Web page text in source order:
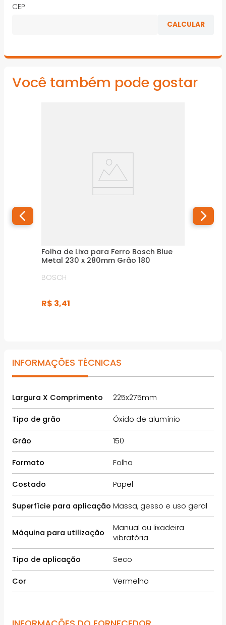
CEP
Você também pode gostar
Folha de Lixa para Ferro Bosch Blue
Metal 230 x 280mm Grão 180
BOSCH
R$ 3,41
INFORMAÇÕES TÉCNICAS
Largura X Comprimento 225x275mm
Tipo de grão Óxido de alumínio
Grão 150
Formato Folha
Costado Papel
Superfície para aplicação Massa, gesso e uso geral
Máquina para utilização
Manual ou lixadeira
vibratória
Tipo de aplicação Seco
Cor Vermelho